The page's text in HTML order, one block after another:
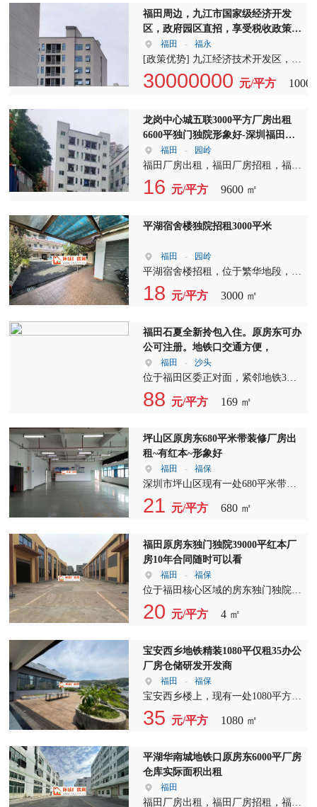
们定期更新厂房出租和厂房招租信
息，确保您能够第一时间了解到最新
的市场动态。无论您是想要扩大生产
规模，还是计划新项目启动，我们都
将竭诚为您提供全方位的支持。 请
务，帮助您找到最合适的厂房出租或
厂房招租方案。我们期待与您的合
作，共同创造美好的未来！
田独院厂房出租，这里都是您值得信
赖的选择。 照片 【福田厂房出租】
在这里，您将享受到专业、高效的服
务。我们致力于为您提供最优质的厂
房租赁体验，让您的企业在这里蓬勃
发展。欢迎有意者前来实地考察，共
优越，周边配套设施完善。无论是科
研、办公还是电商，这里都能满足您
的需求。福田独院厂房出租，给您带
来前所未有的办公体验。 【福田独
院厂房出租】：选择我们，就是选择
助力您的事业腾飞。欢迎广大企业主
为您提供优质的服务。 福田独院厂
房出租，这里更是您企业发展的理想
选择。独院设计，让您拥有独立的办
公和仓储空间，既保证了生产活动的
边配套设施齐全，交通便利，为您的
是福田厂房出租，还是福田厂房招
租，我们始终致力于为客户提供最优
质的服务。选择我们，您将享受到一
站式服务，从厂房租赁到后期维护，
我们都将为您提供全方位的支持。福
田独院厂房出租，期待您的加入，共
好，绿化率高，地面宽敞。一楼高达
6米，楼上高达4.8米，配备两部三吨
货梯，电可装峰谷表，消防喷淋系统
已验收合格，并有卸货平台。园区内
施，满足您的生活和工作需求。 福
门便是宝安大道，11号线后亭地铁站
出口，京港澳高速出口仅3公里，公
交站台8趟公交车经过，让您出行无
忧。周边有沙井中学、世纪万家、步
工，出租房普遍在350元左右，员工
力于为您提供优质的服务和舒适的办
公环境。在这里，您将享受到成熟工
的交通，以及丰富的生活配套。欢迎
有意向的企业和个人前来咨询，我们
将竭诚为您服务！
一栋厂房都拥有独立产权，产权清
晰，可进行环评，更可办理银行按
揭，让您投资无忧。 福田厂房招
租，交通便利，园区自带食堂，距配
宿舍仅50米，生活配套齐全。无论是
日常办公还是员工生活，都能享受到
包括独栋框架厂房，外墙采用面砖，
彰显企业形象，不易漏水，非常适合
研发、办公和小型生产。 福田独院
厂房出租，我们还有轻钢厂房，外墙
高达到11米以上，16米跨度，可架行
里，您将享受到宽敞的空间和高效的
的经济中心，产业支撑强大，包括汽
车工业、电子信息、工程机械及装备
融业、现代物流服务业等，大都集中
将享受到优越的地理位置和完善的产
业链配套。 福田厂房出租，我们诚
挚邀请有意在渝选址的企业前来参观
考察。在这里，您将找到理想的厂
房，实现企业的快速发展。福田厂房
招租，期待与您携手共创美好未来！
福田周边，九江市国家级经济开发
区，政府园区直招，享受税收政策-
深圳福田厂房出租
福田 - 福永
[政策优势] 九江经济技术开发区，自
1992年创建以来，一直是国内沿长江
开放城市开发区的佼佼者。2005年设
开区，2015年跻身全国“千亿园
区”和“亿吨大港”俱乐部，2017年财
政收入过百亿，2018年设立综合保税
区。项目位于九江市中心城区西南，
北临长江、南靠庐山，环抱八里湖，
京九铁路、福银高速公路和九江长江
铁从港区穿过，区位得天独厚。现建
工业企业500余家，高新技术企业113
家，其中包括中国建材、中船工业、
500强、国内500强、上市公司企业，
心8个，省级双创平台11个，院士工
作站、博士后工作站6个、23个产学
研合作平台，是目前九江市乃至江西
省体量大会级高、功能完善的开发区
亩，总投资12亿，分两期建设。总建
房及立体厂房，可承载400余家企
业。福田厂房出租、福田厂房招租、
福田独院厂房出租，这里是企业发展
的理想之地。产业园区产业定位以装
备智能制造、新能源新材料、电子电
器、汽车及零部件及三新经济为主，
采、人才公寓、人才补贴、金融扶
持）。 [区位交通] 我们项目位于经
开区的工业核心区域城西港区，在城
市主干道九瑞大道旁，项目可享受港
区优越的交通。城西港区，由新加坡
开区重要的沿江平台、国家一类口
岸。全年可通航5000吨级船舶，货物
出口可“启运退税”“一票到底”。每周
约40余班次的货轮抵达上海港，并
开“直达快航”，航期不超过48小时。
九江海关、商检、口岸中心、第三方
国际集装箱码头和散杂件码头均设在
区内，长江公路二标福银高速、京九
高铁均从港区穿过，项目位于经济开
发区，2018年正式获批经济保税区一
30000000 元/平方
龙岗中心城五联3000平方厂房出租
6600平独门独院形象好-深圳福田八
卦岭厂房出租
福田 - 园岭
福田厂房出租，福田厂房招租，福田
独院厂房出租——这里是您理想的商
业投资之地！我们提供的厂房不仅地
类企业需求。 视频为主，真实呈
之忧。由于本人目前无法使用电脑，
微聊无法及时回复，请您留下电话号
码，我会在工作之余尽快与您取得联
系。或者，您可以直接来电咨询，预
福田厂房出租，福田厂房招租，福田
独院厂房出租——我们的厂房位于主
干道旁边，形象极佳，让您在商业竞
争中更具优势。厂房1-4层，总面积
方便货物上下运输。宿舍1-6层，总
居住环境。 变压器容量为315千瓦，
满足企业生产需求。空地3000平方
米，可供企业拓展使用。厂房周边配
套设施齐全，消防合格，办证手续齐
租，福田厂房招租，福田独院厂房出
仅1.5公里，距离市场步行仅需200
米，距离公交车站仅100米，交通便
利，让您轻松出行。 选择福田厂房
出租，福田厂房招租，福田独院厂房
出租，就是选择成功！我们期待与您
的合作，共创美好未来！
16 元/平方 9600 ㎡
平湖宿舍楼独院招租3000平米
福田 - 园岭
平湖宿舍楼招租，位于繁华地段，为
您提供一个宁静舒适的居住环境。这
里不仅有宽敞的居住空间，更有独特
两不误。 独门独院的宿舍楼，占地
面积高达3000平米，其中空地面积更
是达到了1500平米。这样的宽敞空
间，不仅适合居住，更是厂房出租的
理想之地。无论是个人创业还是企业
扩张，这里都能满足您的需求。 花
余，也能享受到大自然的清新空气。
厂房招租的我们也注重居住环境的打
造，让您在享受高品质生活的也能感
受到家的温馨。 独院厂房出租，这
拥有完善的配套设施。无论是生产车
在这里找到合适的空间。 厂房出
租，我们提供灵活的租赁方案，满足
不同企业的需求。独院厂房出租，更
是为您提供了独立的空间，让您在创
们，您将享受到以下优势： 宽敞的
生活品质 完善的配套设施，满足各
类需求 灵活的租赁方案，满足不同
客户需求 厂房招租，独院厂房出
租，我们期待与您的合作，共同创造
美好的未来。赶快联系我们，开启您
的创业之旅吧！
18 元/平方 3000 ㎡
福田石夏全新拎包入住。原房东可办
公可注册。地铁口交通方便，
福田 - 沙头
位于福田区委正对面，紧邻地铁3号
线和7号线交汇处的【石厦】地段，
我们为您精心打造了一处集美容养
摩、瑜伽·塑形、特色厅吧、健身、
美甲、护发植发、休闲·商务会所及
办公于一体的多功能空间。 在这
里，您不仅能够享受到高品质的养生
美容服务，还能通过专业的医美教育
培训提升自己的专业技能。我们的
放松，瑜伽·塑形课程则能帮助您塑
造完美身材。特色厅吧为您提供了一
个休闲放松的社交场所，而健身中心
则能满足您日常的运动需求。 我们
务，让您在这里享受到一站式的生活
心，无论是商务洽谈还是私人聚会，
都能在这里找到理想的场所。而办公
区域则配备了现代化的办公设施，为
您的创业之路提供坚实的支持。 看
验这里的舒适与便利。无论是工作还
求。 租期：为了给您提供更稳定的
经营环境，我们提供三年起签的租
期。在内容中，我们将多次交替出
现“厂房出租”、“厂房招租”、“独院厂
88 元/平方 169 ㎡
坪山区原房东680平米带装修厂房出
租~有红本~形象好
福田 - 福保
深圳市坪山区现有一处680平米带装
修厂房出租，地处繁华地段，交通便
利。该厂房拥有红本产权，形象极
修。 厂房位于3楼，内部装修风格现
代，曾用于电子产品组装，设施齐
全。办公室装修精美，设有前台，以
及3间独立办公室和一个宽敞的综合
办公室，满足不同工作需求。 车间
为长方形设计，空间宽敞明亮，水电
持8成新，可直接投入使用。还设有
独立的仓库和包装区，功能齐全，布
局合理，为生产运营提供便利。 园
区配套设施完善，生活设施齐全，周
租，价格优惠，欢迎有意者咨询。随
租，厂房招租，独院厂房出租，我们
这里有您需要的优质厂房。欢迎来电
咨询，我们将竭诚为您服务。 本厂
房位于深圳市坪山区，地理位置优
21 元/平方 680 ㎡
福田原房东独门独院39000平红本厂
房10年合同随时可以看
福田 - 福保
位于福田核心区域的房东独门独院红
本厂房，占地面积约39000平方米，
是您企业发展的理想选择。其中，A
面积更是高达9800平方米，宽敞的空
间可满足各类生产需求。 我们还拥
有一栋2600平方米的办公楼，为企业
提供舒适的办公环境。厂房与办公楼
均可分租，满足不同企业的需求。
我们诚挚邀请广大企业前来咨询，厂
我们期待与您携手共创美好未来。
本厂房合同期限为10年起，让您在长
期租赁过程中享有稳定的生产环境。
在合同内容中，我们将多次强调厂房
20 元/平方 4 ㎡
宝安西乡地铁精装1080平仅租35办公
厂房仓储研发开发商
福田 - 福保
宝安西乡楼上，现有一处1080平方的
优质厂房出租，位于繁华地段，交通
便利。该厂房租金仅为35元每平方
需额外装修，可直接使用。 厂房内
部设有11个隔间，布局合理，可根据
您的需求进行灵活调整。厂房还附带
一个宽敞的露台，让您在繁忙的工作
35 元/平方 1080 ㎡
平湖华南城地铁口原房东6000平厂房
仓库实际面积出租
福田
福田厂房出租，福田厂房招租，福田